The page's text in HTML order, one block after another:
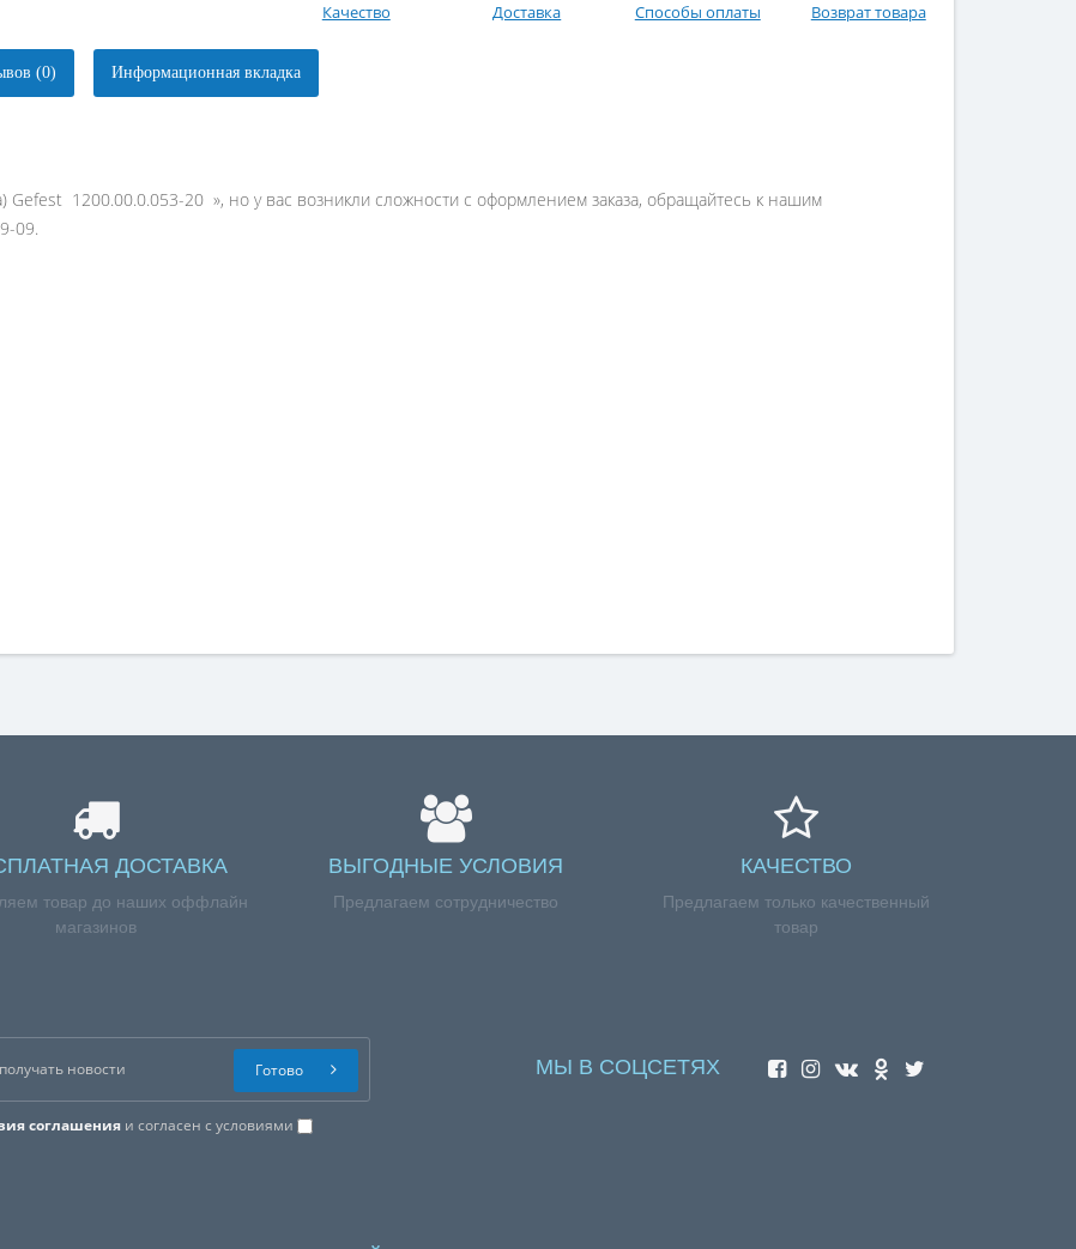
Качество Доставка Способы оплаты Возврат товара
(0) Информационная вкладка
Gefest 1200.00.0.053-20 », но у вас возникли сложности с оформлением заказа, обращайтесь к нашим
09.
ДОСТАВКА
товар до наших оффлайн
магазинов
ВЫГОДНЫЕ УСЛОВИЯ
Предлагаем сотрудничество
КАЧЕСТВО
Предлагаем только качественный
товар
соглашения и согласен с условиями
Готово МЫ В СОЦСЕТЯХ